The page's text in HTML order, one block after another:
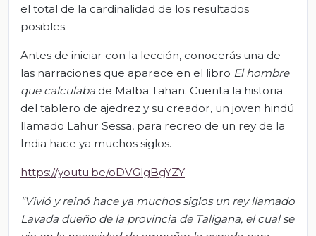
el total de la cardinalidad de los resultados
posibles.
Antes de iniciar con la lección, conocerás una de
las narraciones que aparece en el libro El hombre
que calculaba de Malba Tahan. Cuenta la historia
del tablero de ajedrez y su creador, un joven hindú
llamado Lahur Sessa, para recreo de un rey de la
India hace ya muchos siglos.
https://youtu.be/oDVGlgBgYZY
“Vivió y reinó hace ya muchos siglos un rey llamado
Lavada dueño de la provincia de Taligana, el cual se